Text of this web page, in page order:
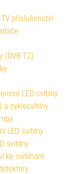
příslušenství
(DVB-T2)
LED svítilny
a cyklosvítilny
LED svítilny
svítilny
ke svítilnám